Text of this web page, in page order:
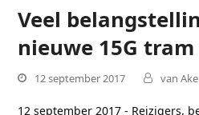
Veel
nieuwe 15G tram
12 september 2017 van
12 september 2017 - Reizigers,